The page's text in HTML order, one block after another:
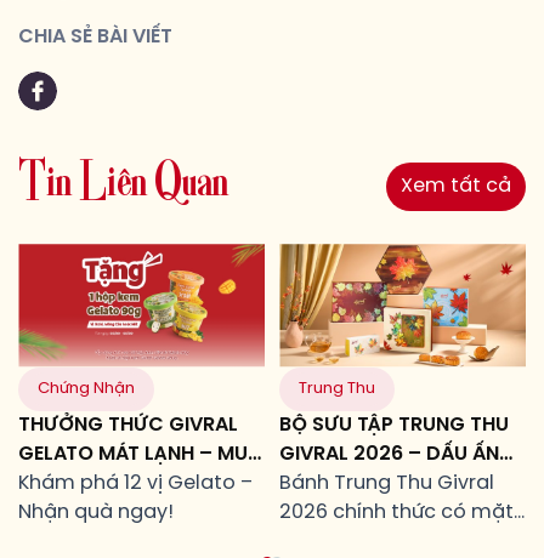
CHIA SẺ BÀI VIẾT
in Liên Quan Xem tất cả
Chứng Nhận
THƯỞNG THỨC GIVRAL
GELATO MÁT LẠNH – MUA
LÀ TẶNG!
Khám phá 12 vị Gelato –
Nhận quà ngay!
Trung Thu
BỘ SƯU TẬP TRUNG THU
GIVRAL 2026 – DẤU ẤN
CỦA NHỮNG MỐI TÂM
GIAO
Bánh Trung Thu Givral
2026 chính thức có mặt